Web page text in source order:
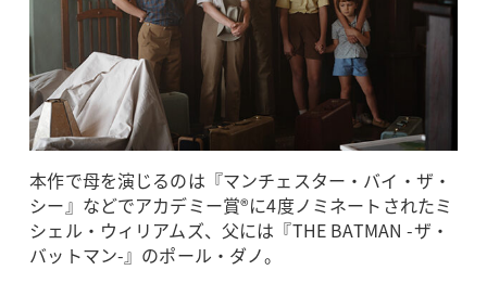
本作で母を演じるのは『マンチェスター・バイ・ザ・
シー』などでアカデミー賞®に4度ノミネートされたミ
シェル・ウィリアムズ、父には『THE BATMAN -ザ・
バットマン-』のポール・ダノ。